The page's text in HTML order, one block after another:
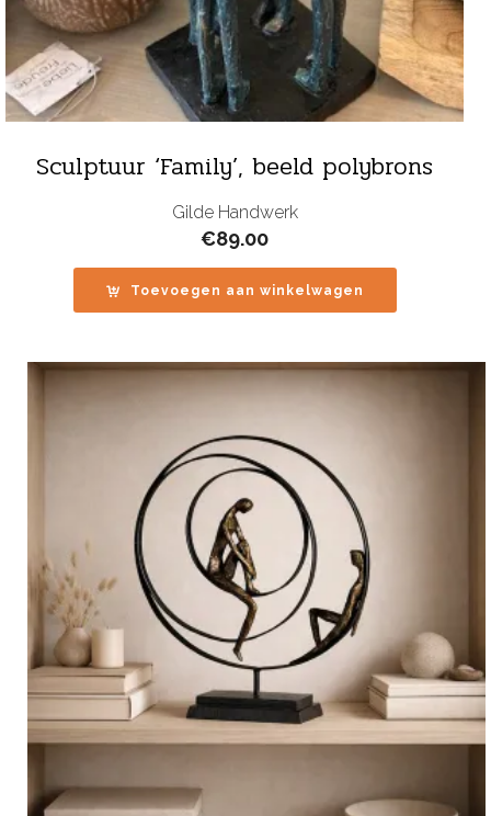
Sculptuur ‘Family’, beeld polybrons
Gilde Handwerk
€89.00
Toevoegen aan winkelwagen